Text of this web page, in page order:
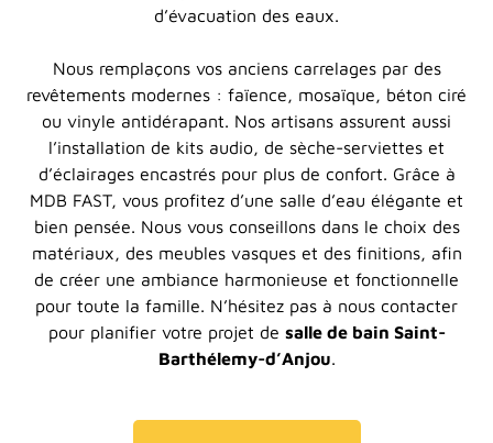
d’évacuation des eaux.
Nous remplaçons vos anciens carrelages par des
revêtements modernes : faïence, mosaïque, béton ciré
ou vinyle antidérapant. Nos artisans assurent aussi
l’installation de kits audio, de sèche-serviettes et
d’éclairages encastrés pour plus de confort. Grâce à
MDB FAST, vous profitez d’une salle d’eau élégante et
bien pensée. Nous vous conseillons dans le choix des
matériaux, des meubles vasques et des finitions, afin
de créer une ambiance harmonieuse et fonctionnelle
pour toute la famille. N’hésitez pas à nous contacter
pour planifier votre projet de salle de bain Saint-
Barthélemy-d’Anjou.